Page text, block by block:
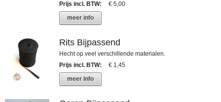
Prijs incl. BTW:
€ 5,00
meer info
Rits Bijpassend
Hecht op veel verschillende materialen.
Prijs incl. BTW:
€ 1,45
meer info